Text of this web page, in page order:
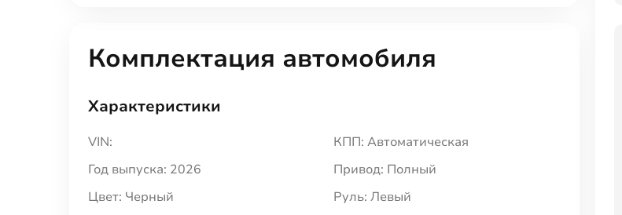
Комплектация автомобиля
Характеристики
VIN:
Год выпуска: 2026
Цвет: Черный
КПП: Автоматическая
Привод: Полный
Руль: Левый